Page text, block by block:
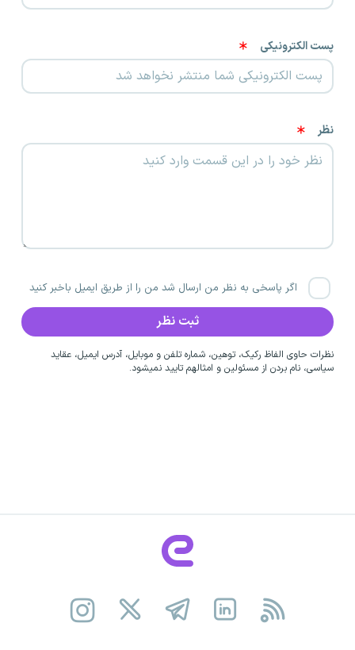
پست الکترونیکی
نظر
اگر پاسخی به نظر من ارسال شد من را از طریق ایمیل باخبر کنید
نظرات حاوی الفاظ رکیک، توهین، شماره تلفن و موبایل، آدرس ایمیل، عقاید
سیاسی، نام بردن از مسئولین و امثالهم تایید نمیشود.